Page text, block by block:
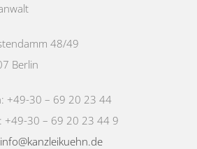
48/49
Berlin
+49-30 – 69 20 23 44
+49-30 – 69 20 23 44 9
info@kanzleikuehn.de